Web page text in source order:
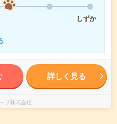
しずか
詳しく見る
プ株式会社